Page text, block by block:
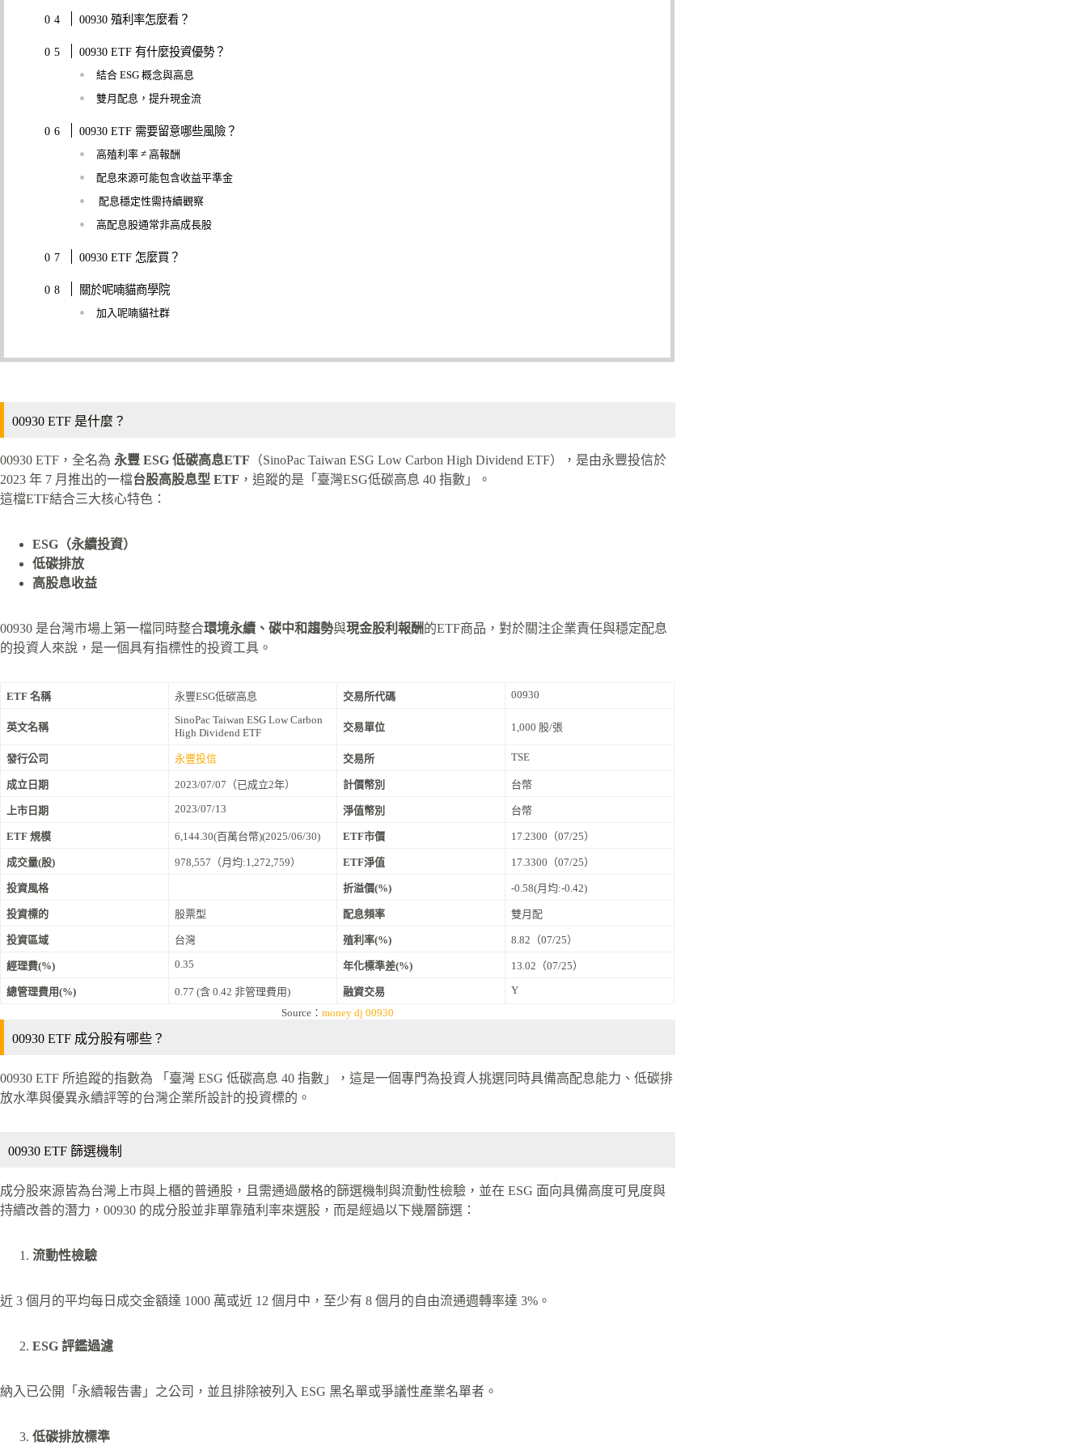
00930 殖利率怎麼看？
00930 ETF 有什麼投資優勢？
結合 ESG 概念與高息
雙月配息，提升現金流
00930 ETF 需要留意哪些風險？
高殖利率 ≠ 高報酬
配息來源可能包含收益平準金
配息穩定性需持續觀察
高配息股通常非高成長股
00930 ETF 怎麼買？
關於呢喃貓商學院
加入呢喃貓社群
00930 ETF 是什麼？
00930 ETF，全名為 永豐 ESG 低碳高息ETF （SinoPac Taiwan ESG Low Carbon High Dividend ETF），是由永豐投信於
2023 年 7 月推出的一檔台股高股息型 ETF ，追蹤的是「臺灣ESG低碳高息 40 指數」。
這檔ETF結合三大核心特色：
ESG（永續投資）
低碳排放
高股息收益
00930 是台灣市場上第一檔同時整合環境永續、碳中和趨勢與現金股利報酬的ETF商品，對於關注企業責任與穩定配息
的投資人來說，是一個具有指標性的投資工具。
ETF 名稱 永豐ESG低碳高息 交易所代碼 00930
英文名稱
SinoPac Taiwan ESG Low Carbon
High Dividend ETF
交易單位 1,000 股/張
發行公司 永豐投信 交易所 TSE
成立日期 2023/07/07（已成立2年） 計價幣別 台幣
上市日期 2023/07/13 淨值幣別 台幣
ETF 規模 6,144.30(百萬台幣)(2025/06/30) ETF市價 17.2300（07/25）
成交量(股) 978,557（月均:1,272,759） ETF淨值 17.3300（07/25）
投資風格 折溢價(%) -0.58(月均:-0.42)
投資標的 股票型 配息頻率 雙月配
投資區域 台灣 殖利率(%) 8.82（07/25）
經理費(%) 0.35 年化標準差(%) 13.02（07/25）
總管理費用(%) 0.77 (含 0.42 非管理費用) 融資交易
Y
Source： money dj 00930
00930 ETF 成分股有哪些？
00930 ETF 所追蹤的指數為 「臺灣 ESG 低碳高息 40 指數」，這是一個專門為投資人挑選同時具備高配息能力、低碳排
放水準與優異永續評等的台灣企業所設計的投資標的。
00930 ETF 篩選機制
成分股來源皆為台灣上市與上櫃的普通股，且需通過嚴格的篩選機制與流動性檢驗，並在 ESG 面向具備高度可見度與
持續改善的潛力，00930 的成分股並非單靠殖利率來選股，而是經過以下幾層篩選：
流動性檢驗
近 3 個月的平均每日成交金額達 1000 萬或近 12 個月中，至少有 8 個月的自由流通週轉率達 3%。
ESG 評鑑過濾
納入已公開「永續報告書」之公司，並且排除被列入 ESG 黑名單或爭議性產業名單者。
低碳排放標準